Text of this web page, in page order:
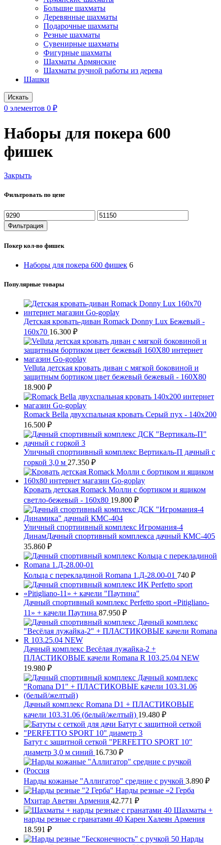
Большие шахматы
Деревянные шахматы
Подарочные шахматы
Резные шахматы
Сувенирные шахматы
Фигурные шахматы
Шахматы Армянские
Шахматы ручной работы из дерева
Шашки
Искать
0 элементов 0 ₽
Наборы для покера 600
фишек
Закрыть
Фильтровать по цене
Минимальная
цена
Максимальная
цена
Фильтрация
Покер кол-во фишек
Наборы для покера 600 фишек 6
Популярные товары
Детская кровать-диван Romack Donny Lux Бежевый -
160х70 16.300 ₽
Velluta детская кровать диван с мягкой боковиной и
защитным бортиком цвет бежевый бежевый - 160Х80
18.900 ₽
Romack Bella двухспальная кровать Серый пух - 140x200
16.500 ₽
Уличный спортиивный комплекс Вертикаль-П дачный с
горкой 3,0 м 27.350 ₽
Кровать детская Romack Молли с бортиком и ящиком
светло-бежевый - 160x80 19.800 ₽
Уличный спортиивный комплекс Игромания-4
ДинамДачный спортивный комплекса дачный КМС-405
35.860 ₽
Кольца с перекладиной Romana 1.Д-28.00-01 740 ₽
Дачный спортивный комплекс Perfetto sport «Pitigliano-
11» + качели Паутина 87.950 ₽
Дачный комплекс Весёлая лужайка-2 +
ПЛАСТИКОВЫЕ качели Romana R 103.25.04 NEW
19.980 ₽
Дачный комплекс Romana D1 + ПЛАСТИКОВЫЕ
качели 103.31.06 (белый/желтый) 19.480 ₽
Батут с защитной сеткой "PERFETTO SPORT 10"
диаметр 3,0 м синий 16.730 ₽
Нарды кожаные "Аллигатор" средние с ручкой 3.890 ₽
Нарды резные «2 Герба
Мхитар Аветян Армения 42.771 ₽
Шахматы +
нарды резные с гранатами 40 Карен Халеян Армения
18.591 ₽
Нарды